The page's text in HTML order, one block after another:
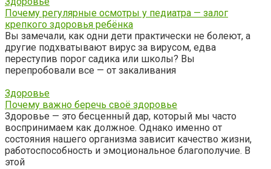
Почему регулярные осмотры у педиатра — залог
крепкого здоровья ребёнка
Вы замечали, как одни дети практически не болеют, а
другие подхватывают вирус за вирусом, едва
переступив порог садика или школы? Вы
перепробовали все — от закаливания
Здоровье
Почему важно беречь своё здоровье
Здоровье — это бесценный дар, который мы часто
воспринимаем как должное. Однако именно от
состояния нашего организма зависит качество жизни,
работоспособность и эмоциональное благополучие. В
этой